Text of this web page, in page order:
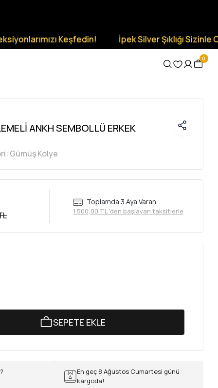
Keşfedin! İpek Silver Şıklığı Sizinle Olsun.
0
ANKH SEMBOLLÜ ERKEK
Gümüş Kolye
Toplamda 3 Aya Varan
1.500,00 TL 'den başlayan taksitlerle
SEPETE EKLE
En geç 8 Ağustos Cumartesi günü
kargoda!